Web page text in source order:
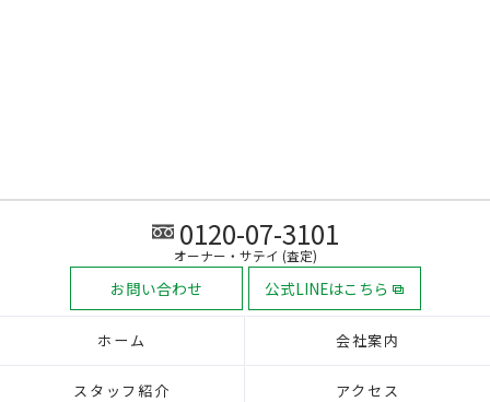
0120-07-3101
オーナー・サテイ (査定)
お問い合わせ 公式LINEはこちら
ホーム 会社案内
スタッフ紹介 アクセス